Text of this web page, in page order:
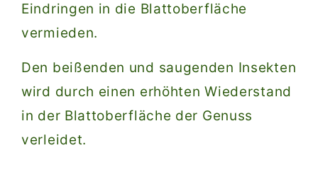
Eindringen in die Blattoberfläche
vermieden.
Den beißenden und saugenden Insekten
wird durch einen erhöhten Wiederstand
in der Blattoberfläche der Genuss
verleidet.